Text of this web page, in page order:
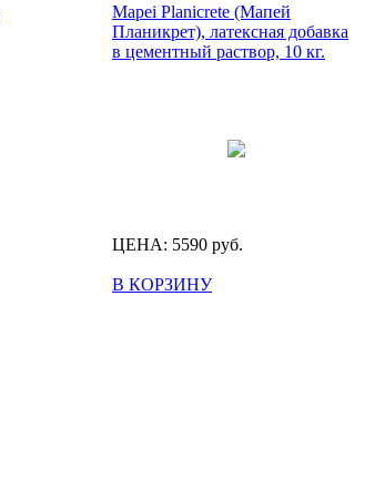
Mapei Planicrete (Мапей
Планикрет), латексная добавка
в цементный раствор, 10 кг.
ЦЕНА: 5590 руб.
В КОРЗИНУ